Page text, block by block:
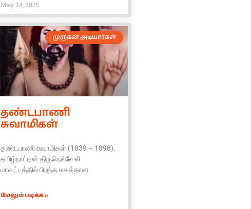
May 24, 2025
முருகன் அடியார்கள்
தண்டபாணி
சுவாமிகள்
தண்டபாணி சுவாமிகள் (1839 – 1898),
தமிழ்நாட்டின் திருநெல்வேலி
மாவட்டத்தில் பிறந்த மகத்தான
மேலும் படிக்க »